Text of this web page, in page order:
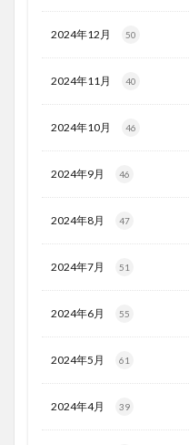
2024年12月 50
2024年11月 40
2024年10月 46
2024年9月 46
2024年8月 47
2024年7月 51
2024年6月 55
2024年5月 61
2024年4月 39